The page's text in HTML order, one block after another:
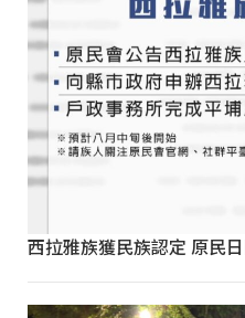
西拉雅族獲民族認定 原民